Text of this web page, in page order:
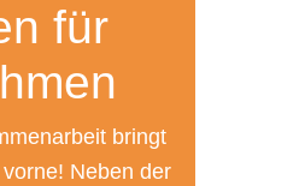
für
bringt
Neben der